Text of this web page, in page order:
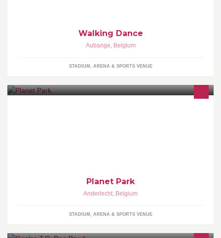
Walking Dance
Aubange, Belgium
STADIUM, ARENA & SPORTS VENUE
Planet Park
Anderlecht, Belgium
STADIUM, ARENA & SPORTS VENUE